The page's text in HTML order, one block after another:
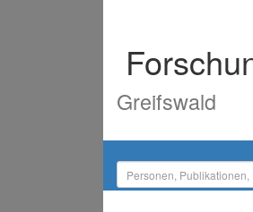
Greifswald